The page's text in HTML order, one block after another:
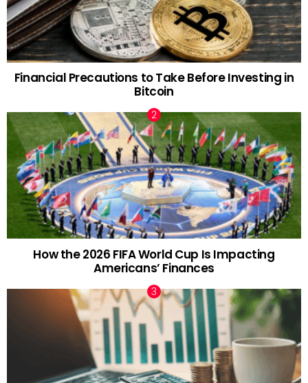
Financial Precautions to Take Before Investing in
Bitcoin
How the 2026 FIFA World Cup Is Impacting
Americans’ Finances